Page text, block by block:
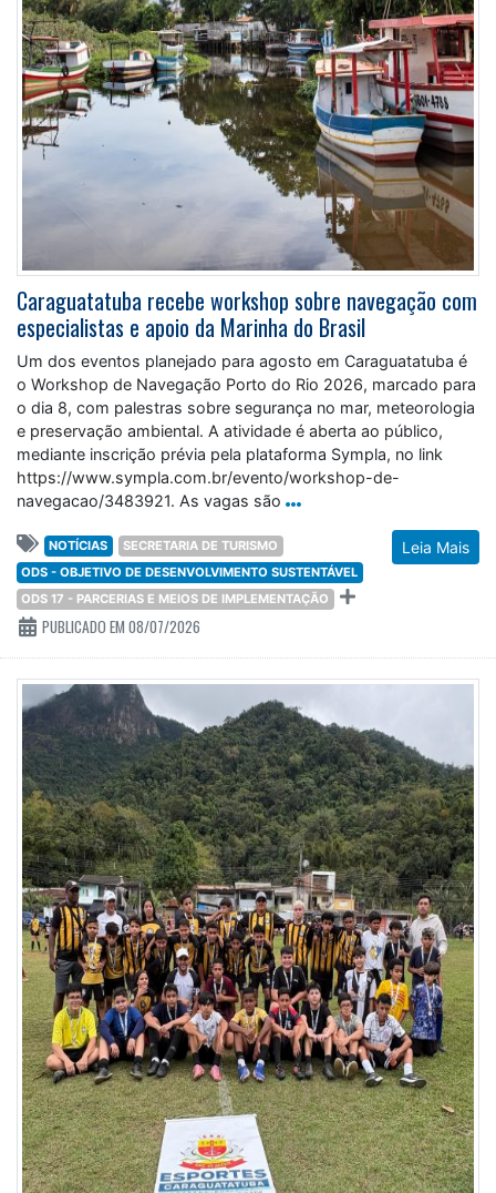
Caraguatatuba recebe workshop sobre navegação com
especialistas e apoio da Marinha do Brasil
Um dos eventos planejado para agosto em Caraguatatuba é
o Workshop de Navegação Porto do Rio 2026, marcado para
o dia 8, com palestras sobre segurança no mar, meteorologia
e preservação ambiental. A atividade é aberta ao público,
mediante inscrição prévia pela plataforma Sympla, no link
https://www.sympla.com.br/evento/workshop-de-
navegacao/3483921. As vagas são
Leia Mais
NOTÍCIAS
SECRETARIA DE TURISMO
ODS - OBJETIVO DE DESENVOLVIMENTO SUSTENTÁVEL
ODS 17 - PARCERIAS E MEIOS DE IMPLEMENTAÇÃO
PUBLICADO EM 08/07/2026